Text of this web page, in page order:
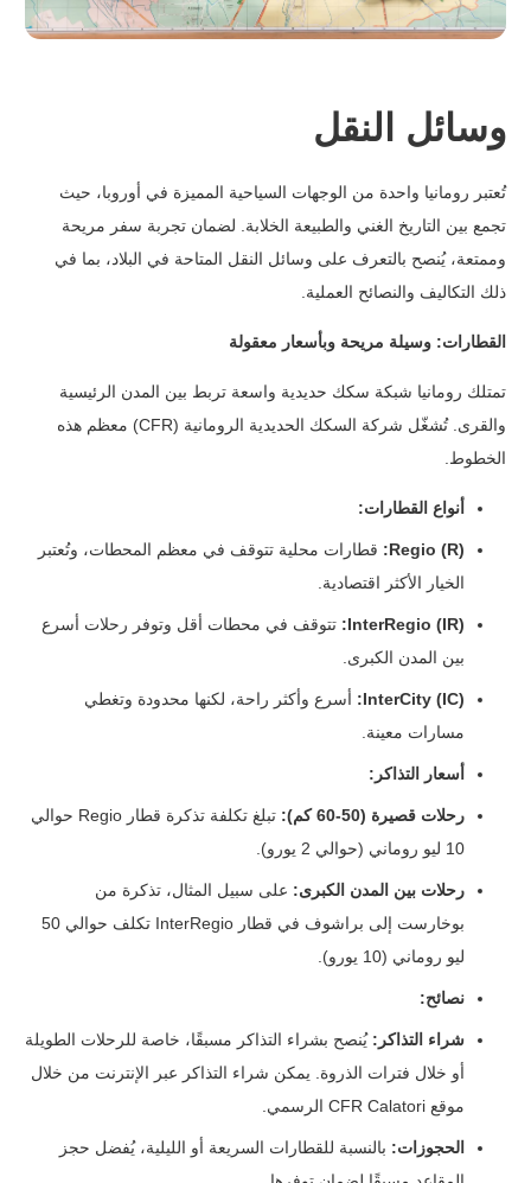
وسائل النقل
تُعتبر رومانيا واحدة من الوجهات السياحية المميزة في أوروبا، حيث
تجمع بين التاريخ الغني والطبيعة الخلابة. لضمان تجربة سفر مريحة
وممتعة، يُنصح بالتعرف على وسائل النقل المتاحة في البلاد، بما في
ذلك التكاليف والنصائح العملية.
القطارات: وسيلة مريحة وبأسعار معقولة
تمتلك رومانيا شبكة سكك حديدية واسعة تربط بين المدن الرئيسية
والقرى. تُشغّل شركة السكك الحديدية الرومانية (CFR) معظم هذه
الخطوط.
أنواع القطارات:
Regio (R):
قطارات محلية تتوقف في معظم المحطات، وتُعتبر
الخيار الأكثر اقتصادية.
InterRegio (IR):
تتوقف في محطات أقل وتوفر رحلات أسرع
بين المدن الكبرى.
InterCity (IC):
أسرع وأكثر راحة، لكنها محدودة وتغطي
مسارات معينة.
أسعار التذاكر:
رحلات قصيرة (50-60 كم):
تبلغ تكلفة تذكرة قطار Regio حوالي
10 ليو روماني (حوالي 2 يورو).
رحلات بين المدن الكبرى: على سبيل المثال، تذكرة من
بوخارست إلى براشوف في قطار InterRegio تكلف حوالي 50
ليو روماني (10 يورو).
نصائح:
شراء التذاكر: يُنصح بشراء التذاكر مسبقًا، خاصة للرحلات الطويلة
أو خلال فترات الذروة. يمكن شراء التذاكر عبر الإنترنت من خلال
موقع CFR Calatori الرسمي.
الحجوزات: بالنسبة للقطارات السريعة أو الليلية، يُفضل حجز